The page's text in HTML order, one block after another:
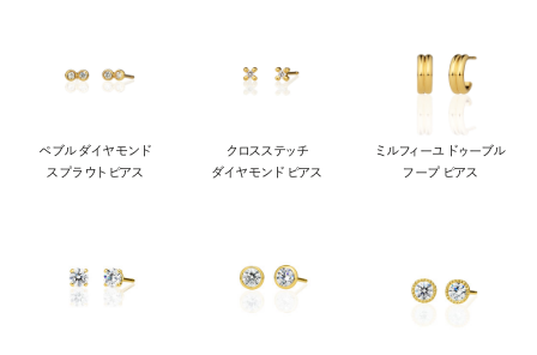
ペブル ダイヤモンド
スプラウト ピアス
クロスステッチ
ダイヤモンド ピアス
ミルフィーユ ドゥーブル
フープ ピアス